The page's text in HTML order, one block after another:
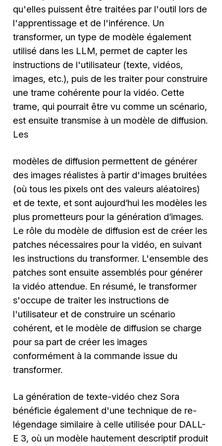
qu'elles puissent être traitées par l'outil lors de
l'apprentissage et de l'inférence. Un
transformer, un type de modèle également
utilisé dans les LLM, permet de capter les
instructions de l'utilisateur (texte, vidéos,
images, etc.), puis de les traiter pour construire
une trame cohérente pour la vidéo. Cette
trame, qui pourrait être vu comme un scénario,
est ensuite transmise à un modèle de diffusion.
Les
modèles de diffusion permettent de générer
des images réalistes à partir d'images bruitées
(où tous les pixels ont des valeurs aléatoires)
et de texte, et sont aujourd’hui les modèles les
plus prometteurs pour la génération d’images.
Le rôle du modèle de diffusion est de créer les
patches nécessaires pour la vidéo, en suivant
les instructions du transformer. L'ensemble des
patches sont ensuite assemblés pour générer
la vidéo attendue. En résumé, le transformer
s'occupe de traiter les instructions de
l'utilisateur et de construire un scénario
cohérent, et le modèle de diffusion se charge
pour sa part de créer les images
conformément à la commande issue du
transformer.
La génération de texte-vidéo chez Sora
bénéficie également d'une technique de re-
légendage similaire à celle utilisée pour DALL-
E 3, où un modèle hautement descriptif produit